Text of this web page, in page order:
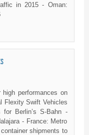
in 2015 - Oman:
high performances on
Flexity Swift Vehicles
Berlin’s S-Bahn -
- France: Metro
shipments to